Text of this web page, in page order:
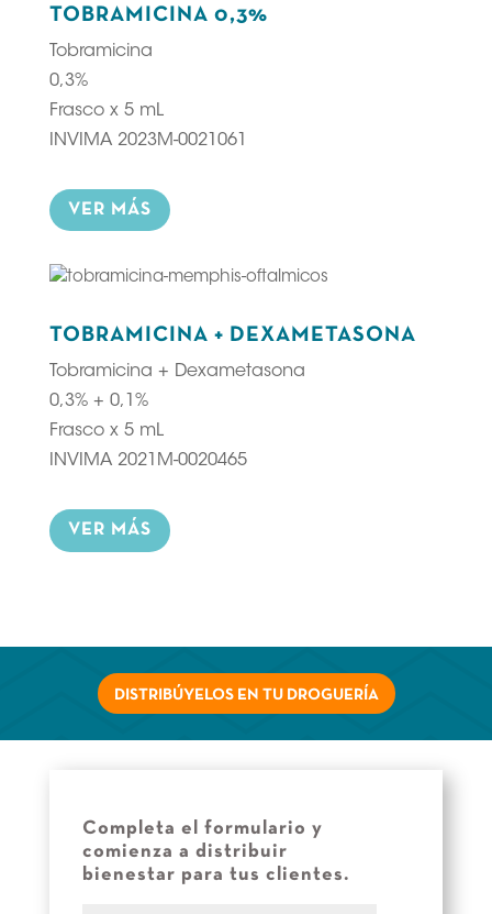
TOBRAMICINA 0,3%
Tobramicina
0,3%
Frasco x 5 mL
INVIMA 2023M-0021061
VER MÁS
TOBRAMICINA + DEXAMETASONA
Tobramicina + Dexametasona
0,3% + 0,1%
Frasco x 5 mL
INVIMA 2021M-0020465
VER MÁS
DISTRIBÚYELOS EN TU DROGUERÍA
Completa el formulario y
comienza a distribuir
bienestar para tus clientes.